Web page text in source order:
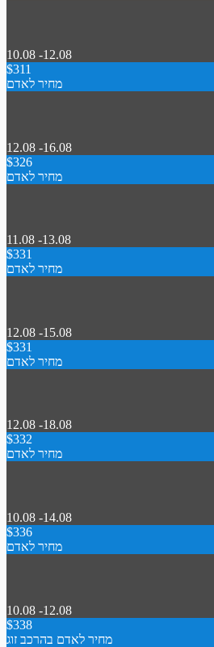
10.08 -12.08
$311
מחיר לאדם
12.08 -16.08
$326
מחיר לאדם
11.08 -13.08
$331
מחיר לאדם
12.08 -15.08
$331
מחיר לאדם
12.08 -18.08
$332
מחיר לאדם
10.08 -14.08
$336
מחיר לאדם
10.08 -12.08
$338
מחיר לאדם בהרכב זוג